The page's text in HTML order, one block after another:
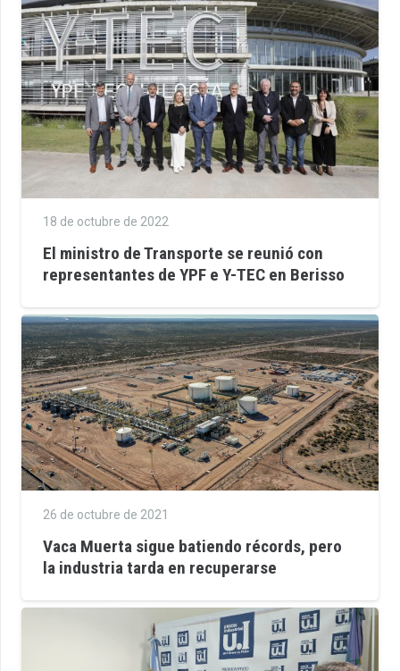
18 de octubre de 2022
El ministro de Transporte se reunió con
representantes de YPF e Y-TEC en Berisso
26 de octubre de 2021
Vaca Muerta sigue batiendo récords, pero
la industria tarda en recuperarse